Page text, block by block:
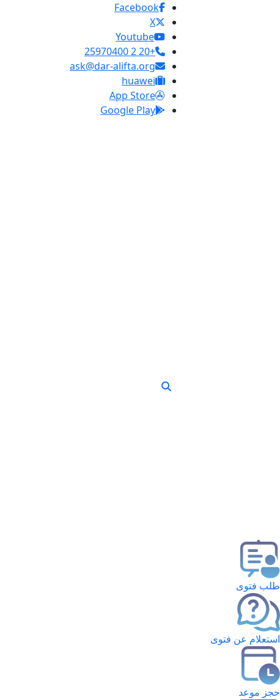
Facebook
X
Youtube
+20 2 25970400
ask@dar-alifta.org
huawei
App Store
Google Play
طلب فتوى
استعلام عن فتوى
حجز موعد